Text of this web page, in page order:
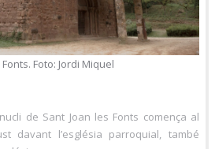
Foto: Jordi Miquel
de Sant Joan les Fonts comença al
davant l’església parroquial, també